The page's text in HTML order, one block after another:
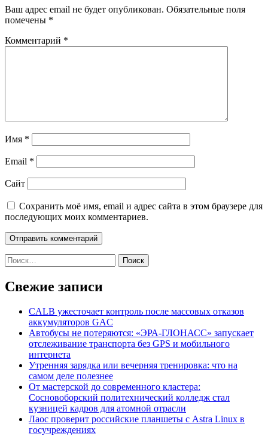
Ваш адрес email не будет опубликован. Обязательные поля
помечены *
Комментарий *
Имя *
Email *
Сайт
Сохранить моё имя, email и адрес сайта в этом браузере для
последующих моих комментариев.
Найти:
Свежие записи
CALB ужесточает контроль после массовых отказов
аккумуляторов GAC
Автобусы не потеряются: «ЭРА-ГЛОНАСС» запускает
отслеживание транспорта без GPS и мобильного
интернета
Утренняя зарядка или вечерняя тренировка: что на
самом деле полезнее
От мастерской до современного кластера:
Сосновоборский политехнический колледж стал
кузницей кадров для атомной отрасли
Лаос проверит российские планшеты с Astra Linux в
госучреждениях